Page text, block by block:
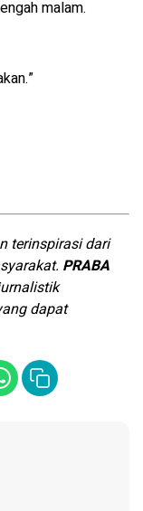
malam.
terinspirasi dari
PRABA
dapat